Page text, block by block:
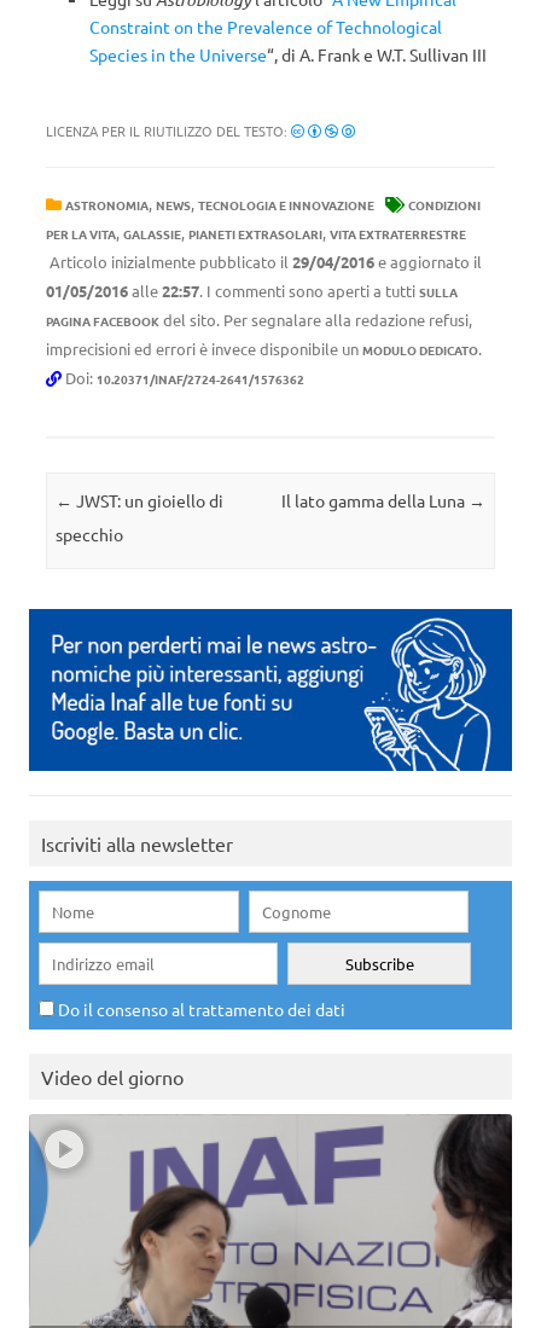
Constraint on the Prevalence of Technological
Species in the Universe“, di A. Frank e W.T. Sullivan III
LICENZA PER IL RIUTILIZZO DEL TESTO:
ASTRONOMIA, NEWS, TECNOLOGIA E INNOVAZIONE
CONDIZIONI
PER LA VITA, GALASSIE, PIANETI EXTRASOLARI, VITA EXTRATERRESTRE
Articolo inizialmente pubblicato il 29/04/2016e aggiornato il
01/05/2016alle22:57. I commenti sono aperti a tutti SULLA
PAGINA FACEBOOK del sito. Per segnalare alla redazione refusi,
imprecisioni ed errori è invece disponibile un MODULO DEDICATO.
Doi: 10.20371/INAF/2724-2641/1576362
Navigazione articolo
← JWST: un gioiello di
specchio
Il lato gamma della Luna →
Iscriviti alla newsletter
Do il consenso al trattamento dei dati
Video del giorno